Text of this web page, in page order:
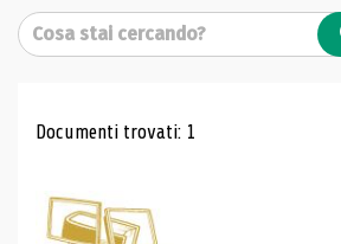
Cerca
Risultati di ricerca
Documenti trovati: 1